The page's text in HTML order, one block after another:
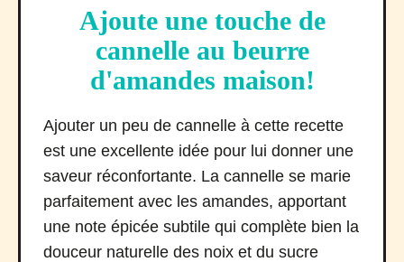
Ajoute une touche de
cannelle au beurre
d'amandes maison!
Ajouter un peu de cannelle à cette recette
est une excellente idée pour lui donner une
saveur réconfortante. La cannelle se marie
parfaitement avec les amandes, apportant
une note épicée subtile qui complète bien la
douceur naturelle des noix et du sucre